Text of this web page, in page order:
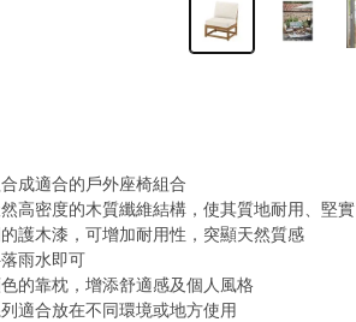
成適合的戶外座椅組合
高密度的木質纖維結構，使其質地耐用、堅實
護木漆，可增加耐用性，突顯天然質感
雨水即可
的靠枕，增添舒適感及個人風格
適合放在不同環境或地方使用